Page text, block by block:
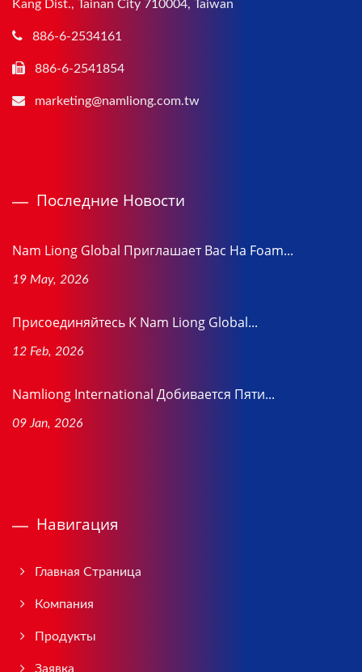
Kang Dist., Tainan City 710004, Taiwan
886-6-2534161
886-6-2541854
marketing@namliong.com.tw
Последние Новости
Nam Liong Global Приглашает Вас На Foam...
19 May, 2026
Присоединяйтесь К Nam Liong Global...
12 Feb, 2026
Namliong International Добивается Пяти...
09 Jan, 2026
Навигация
Главная Страница
Компания
Продукты
Заявка